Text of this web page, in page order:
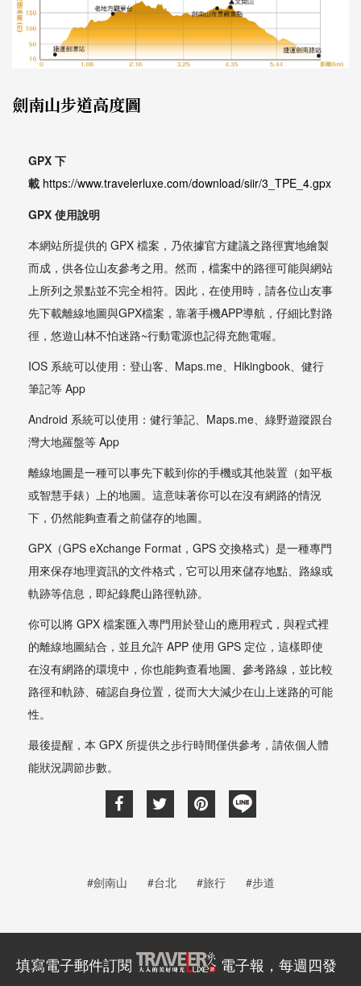
劍南山步道高度圖
GPX 下
載 https://www.travelerluxe.com/download/siir/3_TPE_4.gpx
GPX 使用說明
本網站所提供的 GPX 檔案，乃依據官方建議之路徑實地繪製
而成，供各位山友參考之用。然而，檔案中的路徑可能與網站
上所列之景點並不完全相符。因此，在使用時，請各位山友事
先下載離線地圖與GPX檔案，靠著手機APP導航，仔細比對路
徑，悠遊山林不怕迷路~行動電源也記得充飽電喔。
IOS 系統可以使用：登山客、Maps.me、Hikingbook、健行
筆記等 App
Android 系統可以使用：健行筆記、Maps.me、綠野遊蹤跟台
灣大地羅盤等 App
離線地圖是一種可以事先下載到你的手機或其他裝置（如平板
或智慧手錶）上的地圖。這意味著你可以在沒有網路的情況
下，仍然能夠查看之前儲存的地圖。
GPX（GPS eXchange Format，GPS 交換格式）是一種專門
用來保存地理資訊的文件格式，它可以用來儲存地點、路線或
軌跡等信息，即紀錄爬山路徑軌跡。
你可以將 GPX 檔案匯入專門用於登山的應用程式，與程式裡
的離線地圖結合，並且允許 APP 使用 GPS 定位，這樣即使
在沒有網路的環境中，你也能夠查看地圖、參考路線，並比較
路徑和軌跡、確認自身位置，從而大大減少在山上迷路的可能
性。
最後提醒，本 GPX 所提供之步行時間僅供參考，請依個人體
能狀況調節步數。
#劍南山 #台北 #旅行 #步道
填寫電子郵件訂閱
電子報，每週四發